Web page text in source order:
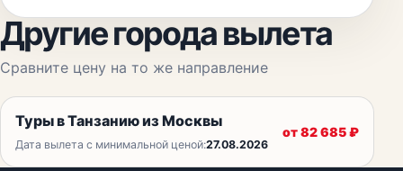
Другие города вылета
Сравните цену на то же направление
Туры в Танзанию из Москвы
Дата вылета с минимальной ценой:27.08.2026
от82 685₽